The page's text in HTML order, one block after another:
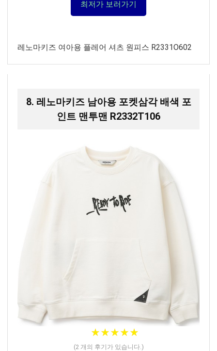
최저가 보러가기
레노마키즈 여아용 플레어 셔츠 원피스 R2331O602
8. 레노마키즈 남아용 포켓삼각 배색 포
인트 맨투맨 R2332T106
★★★★★
★★★★★
(2개의 후기가 있습니다.)